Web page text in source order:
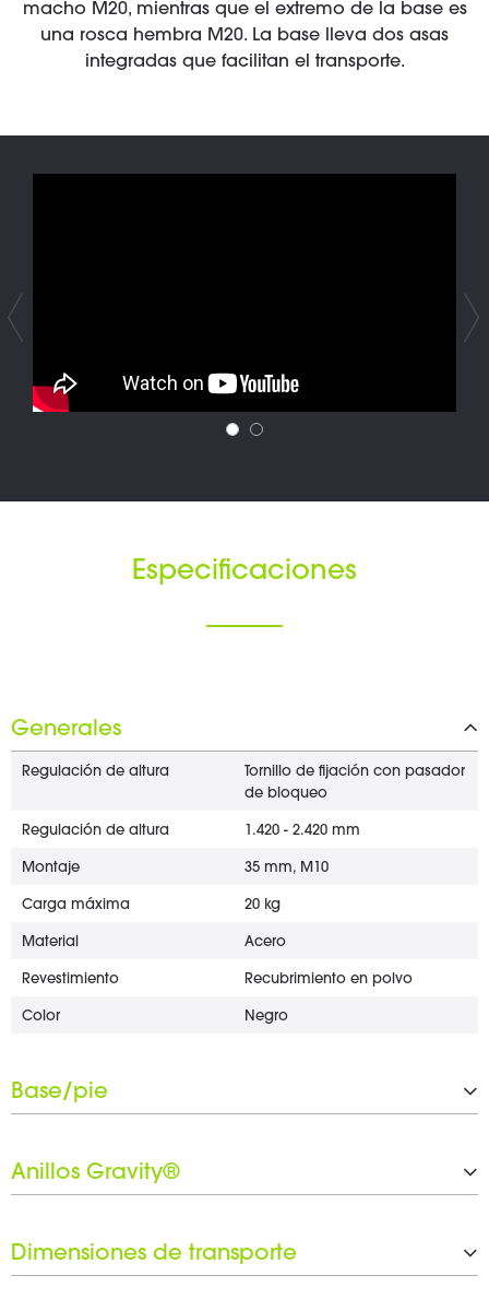
macho M20, mientras que el extremo de la base es
una rosca hembra M20. La base lleva dos asas
integradas que facilitan el transporte.
Especificaciones
Generales
Regulación de altura
Tornillo de fijación con pasador
de bloqueo
Regulación de altura 1.420 - 2.420 mm
Montaje 35 mm, M10
Carga máxima 20 kg
Material Acero
Revestimiento Recubrimiento en polvo
Color Negro
Base/pie
Material
Color Negro
Anillos Gravity®
Juego de anillas negras incluid
o
Sí
Dimensiones de transporte